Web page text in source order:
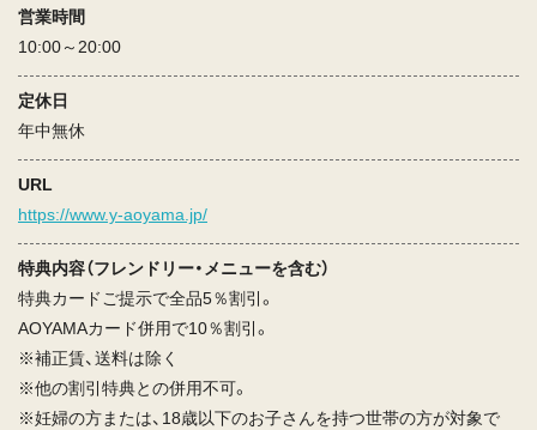
営業時間
10:00～20:00
定休日
年中無休
URL
https://www.y-aoyama.jp/
特典内容（フレンドリー・メニューを含む）
特典カードご提示で全品5％割引。
AOYAMAカード併用で10％割引。
※補正賃、送料は除く
※他の割引特典との併用不可。
※妊婦の方または、18歳以下のお子さんを持つ世帯の方が対象で